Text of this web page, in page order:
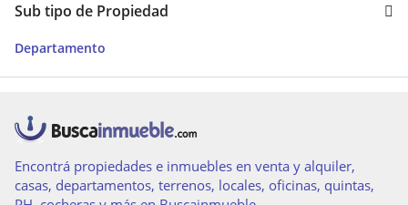
Sub tipo de Propiedad
Departamento
Encontrá propiedades e inmuebles en venta y alquiler,
casas, departamentos, terrenos, locales, oficinas, quintas,